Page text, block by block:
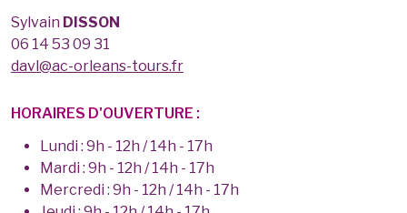
Sylvain DISSON
06 14 53 09 31
davl@ac-orleans-tours.fr
HORAIRES D'OUVERTURE :
Lundi : 9h - 12h / 14h - 17h
Mardi : 9h - 12h / 14h - 17h
Mercredi : 9h - 12h / 14h - 17h